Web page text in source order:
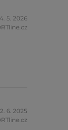
5. 2026
6. 2025